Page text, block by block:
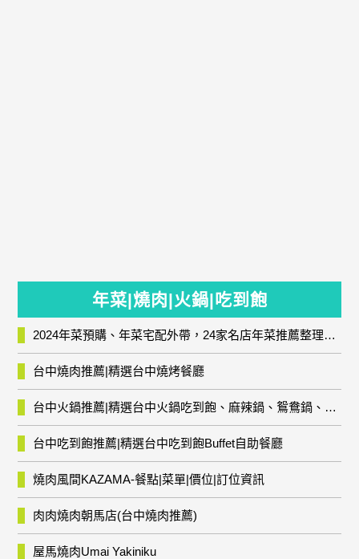
年菜|燒肉|火鍋|吃到飽
2024年菜預購、年菜宅配外帶，24家名店年菜推薦整理，圍爐輕鬆上菜團圓趣
台中燒肉推薦|精選台中燒烤餐廳
台中火鍋推薦|精選台中火鍋吃到飽、麻辣鍋、鴛鴦鍋、石頭火鍋、酸菜白肉鍋、海鮮鍋、燒酒雞、麻油雞、壽喜燒等熱門人氣火鍋店!
台中吃到飽推薦|精選台中吃到飽Buffet自助餐廳
燒肉風間KAZAMA-餐點|菜單|價位|訂位資訊
肉肉燒肉朝馬店(台中燒肉推薦)
屋馬燒肉Umai Yakiniku